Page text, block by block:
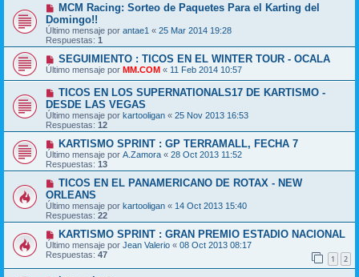
MCM Racing: Sorteo de Paquetes Para el Karting del
Domingo!!
Último mensaje por antae1 « 25 Mar 2014 19:28
Respuestas: 1
SEGUIMIENTO : TICOS EN EL WINTER TOUR - OCALA
Último mensaje por MM.COM « 11 Feb 2014 10:57
TICOS EN LOS SUPERNATIONALS17 DE KARTISMO -
DESDE LAS VEGAS
Último mensaje por kartooligan « 25 Nov 2013 16:53
Respuestas: 12
KARTISMO SPRINT : GP TERRAMALL, FECHA 7
Último mensaje por A.Zamora « 28 Oct 2013 11:52
Respuestas: 13
TICOS EN EL PANAMERICANO DE ROTAX - NEW
ORLEANS
Último mensaje por kartooligan « 14 Oct 2013 15:40
Respuestas: 22
KARTISMO SPRINT : GRAN PREMIO ESTADIO NACIONAL
Último mensaje por Jean Valerio « 08 Oct 2013 08:17
Respuestas: 47 1 2